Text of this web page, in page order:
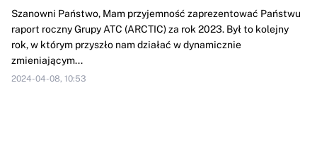
Szanowni Państwo, Mam przyjemność zaprezentować Państwu
raport roczny Grupy ATC (ARCTIC) za rok 2023. Był to kolejny
rok, w którym przyszło nam działać w dynamicznie
zmieniającym...
2024-04-08, 10:53